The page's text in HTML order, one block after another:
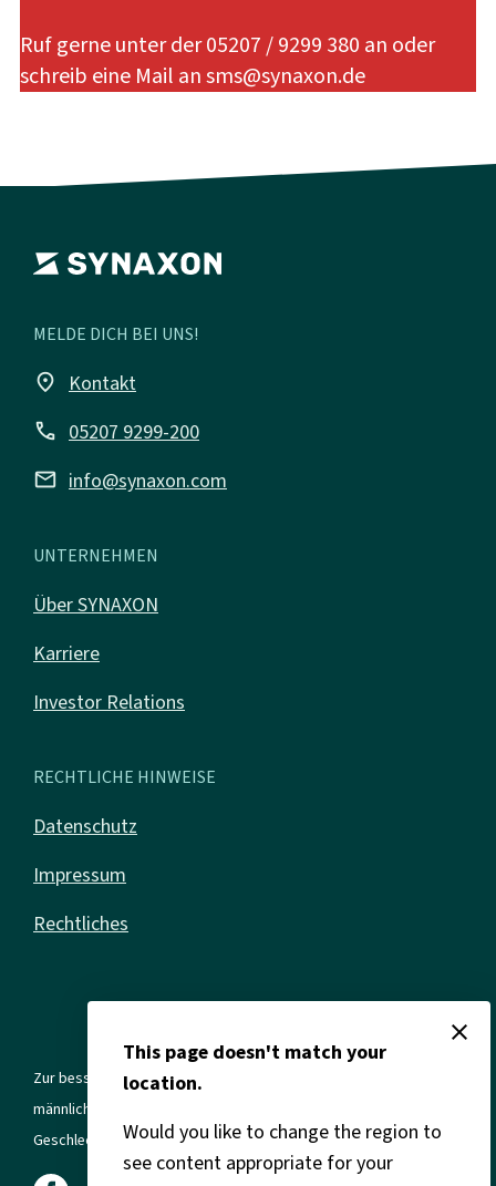
Ruf gerne unter der 05207 / 9299 380 an oder
schreib eine Mail an sms@synaxon.de
MELDE DICH BEI UNS!
place Kontakt
call 05207 9299-200
mail info@synaxon.com
UNTERNEHMEN
Über SYNAXON
Karriere
Investor Relations
RECHTLICHE HINWEISE
Datenschutz
Impressum
Rechtliches
Zur besseren Lesbarkeit verwenden wir in allen Texten die
männliche Form. Gemeint sind jedoch immer alle Geschlechter und
Geschlechtsidentitäten.
close
This page doesn't match your
location.
Would you like to change the region to
see content appropriate for your